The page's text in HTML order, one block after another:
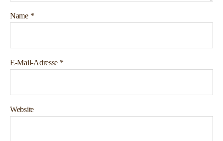
Name *
E-Mail-Adresse *
Website